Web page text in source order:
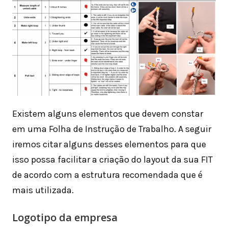
Existem alguns elementos que devem constar
em uma Folha de Instrução de Trabalho. A seguir
iremos citar alguns desses elementos para que
isso possa facilitar a criação do layout da sua FIT
de acordo com a estrutura recomendada que é
mais utilizada.
Logotipo da empresa